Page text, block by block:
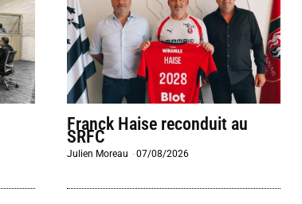
Franck Haise reconduit au
SRFC
Julien Moreau -07/08/2026